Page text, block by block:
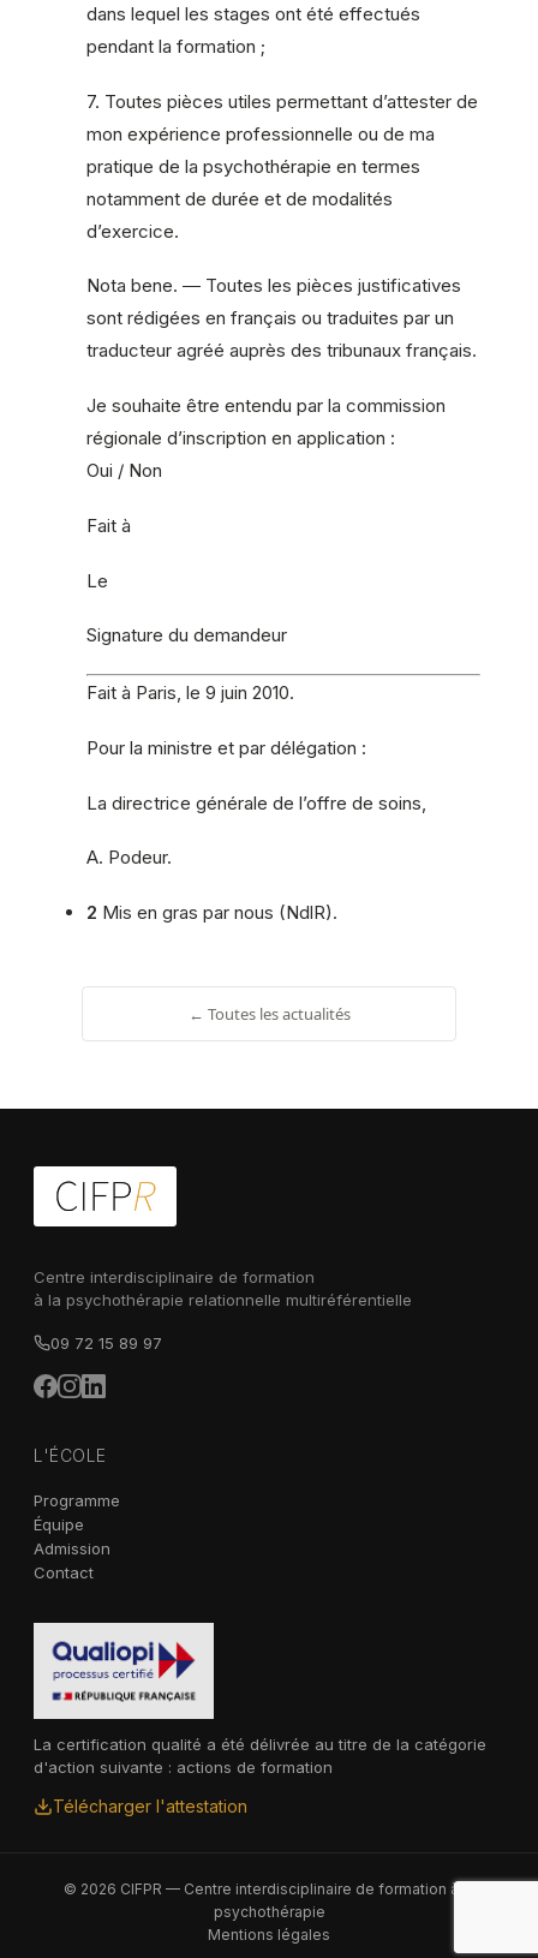
dans lequel les stages ont été effectués
pendant la formation ;
7. Toutes pièces utiles permettant d’attester de
mon expérience professionnelle ou de ma
pratique de la psychothérapie en termes
notamment de durée et de modalités
d’exercice.
Nota bene. ― Toutes les pièces justificatives
sont rédigées en français ou traduites par un
traducteur agréé auprès des tribunaux français.
Je souhaite être entendu par la commission
régionale d’inscription en application :
Oui / Non
Fait à
Le
Signature du demandeur
Fait à Paris, le 9 juin 2010.
Pour la ministre et par délégation :
La directrice générale de l’offre de soins,
A. Podeur.
2 Mis en gras par nous (NdlR).
← Toutes les actualités
Centre interdisciplinaire de formation
à la psychothérapie relationnelle multiréférentielle
09 72 15 89 97
L'ÉCOLE
Programme
Équipe
Admission
Contact
La certification qualité a été délivrée au titre de la catégorie
d'action suivante : actions de formation
Télécharger l'attestation
© 2026 CIFPR — Centre interdisciplinaire de formation à la
psychothérapie
Mentions légales